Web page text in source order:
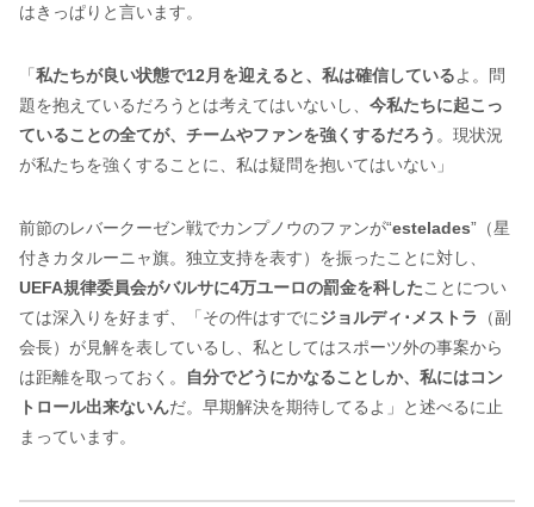
はきっぱりと言います。
「 私たちが良い状態で12月を迎えると、私は確信しているよ。問
題を抱えているだろうとは考えてはいないし、 今私たちに起こっ
ていることの全てが、チームやファンを強くするだろう 。現状況
が私たちを強くすることに、私は疑問を抱いてはいない」
前節のレバークーゼン戦でカンプノウのファンが“estelades”（星
付きカタルーニャ旗。独立支持を表す）を振ったことに対し、
UEFA規律委員会がバルサに4万ユーロの罰金を科したことについ
ては深入りを好まず、「その件はすでにジョルディ･メストラ
（副
会長）が見解を表しているし、私としてはスポーツ外の事案から
は距離を取っておく。
自分でどうにかなることしか、私にはコン
トロール出来ないんだ。早期解決を期待してるよ」と述べるに止
まっています。